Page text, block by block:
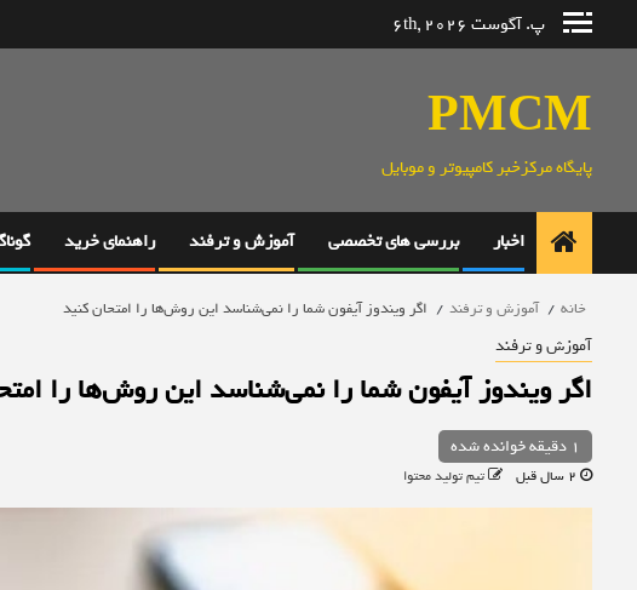
پ. آگوست 6th, 2026
PMCM
پایگاه مرکزخبر کامپیوتر و موبایل
اخبار بررسی های تخصصی آموزش و ترفند راهنمای خرید
خانه آموزش و ترفند اگر ویندوز آیفون شما را نمی‌شناسد این روش‌ها را امتحان کنید
آموزش و ترفند
اگر ویندوز آیفون شما را نمی‌شناسد این روش‌ها را
1 دقیقه خوانده شده
تیم تولید محتوا